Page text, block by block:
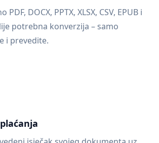
DOCX, PPTX, XLSX, CSV, EPUB i
potrebna konverzija – samo
i prevedite.